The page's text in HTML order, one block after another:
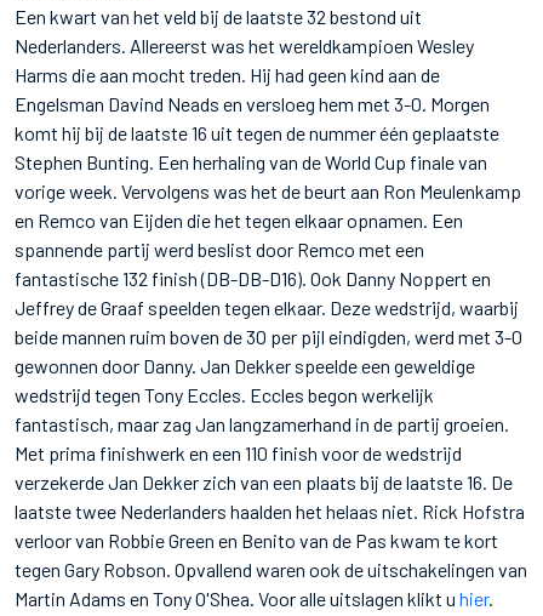
Een kwart van het veld bij de laatste 32 bestond uit
Nederlanders. Allereerst was het wereldkampioen Wesley
Harms die aan mocht treden. Hij had geen kind aan de
Engelsman Davind Neads en versloeg hem met 3-0. Morgen
komt hij bij de laatste 16 uit tegen de nummer één geplaatste
Stephen Bunting. Een herhaling van de World Cup finale van
vorige week. Vervolgens was het de beurt aan Ron Meulenkamp
en Remco van Eijden die het tegen elkaar opnamen. Een
spannende partij werd beslist door Remco met een
fantastische 132 finish (DB-DB-D16). Ook Danny Noppert en
Jeffrey de Graaf speelden tegen elkaar. Deze wedstrijd, waarbij
beide mannen ruim boven de 30 per pijl eindigden, werd met 3-0
gewonnen door Danny. Jan Dekker speelde een geweldige
wedstrijd tegen Tony Eccles. Eccles begon werkelijk
fantastisch, maar zag Jan langzamerhand in de partij groeien.
Met prima finishwerk en een 110 finish voor de wedstrijd
verzekerde Jan Dekker zich van een plaats bij de laatste 16. De
laatste twee Nederlanders haalden het helaas niet. Rick Hofstra
verloor van Robbie Green en Benito van de Pas kwam te kort
tegen Gary Robson. Opvallend waren ook de uitschakelingen van
Martin Adams en Tony O'Shea. Voor alle uitslagen klikt u hier.